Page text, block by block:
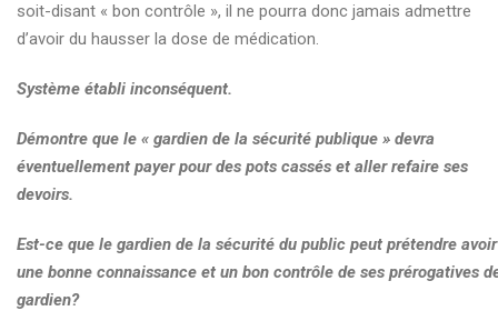
soit-disant « bon contrôle », il ne pourra donc jamais admettre
d’avoir du hausser la dose de médication.
Système établi inconséquent.
Démontre que le « gardien de la sécurité publique » devra
éventuellement payer pour des pots cassés et aller refaire ses
devoirs.
Est-ce que le gardien de la sécurité du public peut prétendre avoir
une bonne connaissance et un bon contrôle de ses prérogatives
gardien?